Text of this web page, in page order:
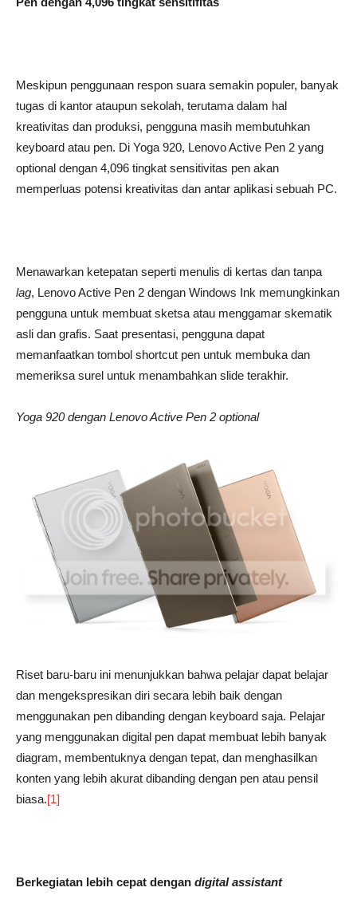
Meskipun penggunaan respon suara semakin populer, banyak
tugas di kantor ataupun sekolah, terutama dalam hal
kreativitas dan produksi, pengguna masih membutuhkan
keyboard atau pen. Di Yoga 920, Lenovo Active Pen 2 yang
optional dengan 4,096 tingkat sensitivitas pen akan
memperluas potensi kreativitas dan antar aplikasi sebuah PC.
Menawarkan ketepatan seperti menulis di kertas dan tanpa
lag, Lenovo Active Pen 2 dengan Windows Ink memungkinkan
pengguna untuk membuat sketsa atau menggamar skematik
asli dan grafis. Saat presentasi, pengguna dapat
memanfaatkan tombol shortcut pen untuk membuka dan
memeriksa surel untuk menambahkan slide terakhir.
Yoga 920 dengan Lenovo Active Pen 2 optional
Riset baru-baru ini menunjukkan bahwa pelajar dapat belajar
dan mengekspresikan diri secara lebih baik dengan
menggunakan pen dibanding dengan keyboard saja. Pelajar
yang menggunakan digital pen dapat membuat lebih banyak
diagram, membentuknya dengan tepat, dan menghasilkan
konten yang lebih akurat dibanding dengan pen atau pensil
biasa.[1]
Berkegiatan lebih cepat dengan digital assistant